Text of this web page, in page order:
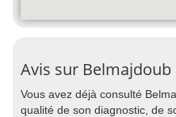
Avis sur
Vous avez déjà consulté
qualité de son diagnostic, de